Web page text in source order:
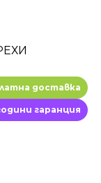
доставка
гаранция